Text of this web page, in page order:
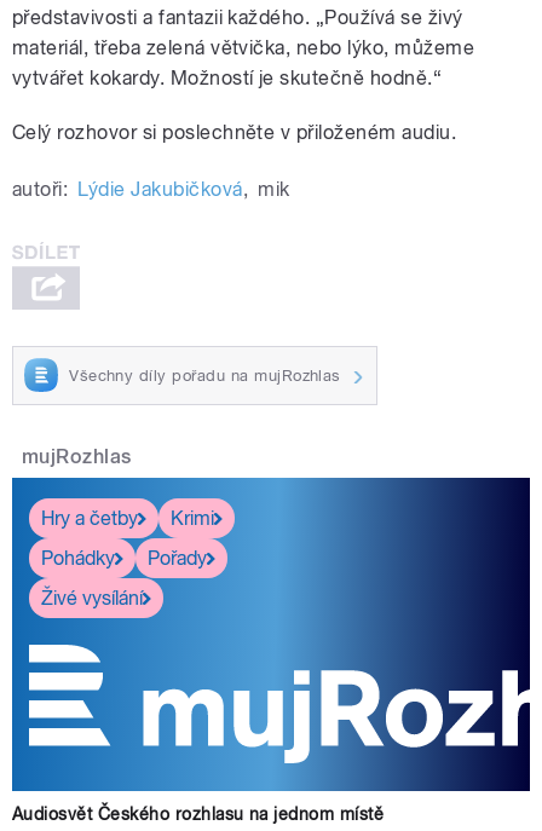
představivosti a fantazii každého. „Používá se živý
materiál, třeba zelená větvička, nebo lýko, můžeme
vytvářet kokardy. Možností je skutečně hodně.“
Celý rozhovor si poslechněte v přiloženém audiu.
autoři: Lýdie Jakubičková, mik
Všechny díly pořadu na mujRozhlas
mujRozhlas
Hry a četby
Krimi
Pohádky
Pořady
Živé vysílání
Audiosvět Českého rozhlasu na jednom místě